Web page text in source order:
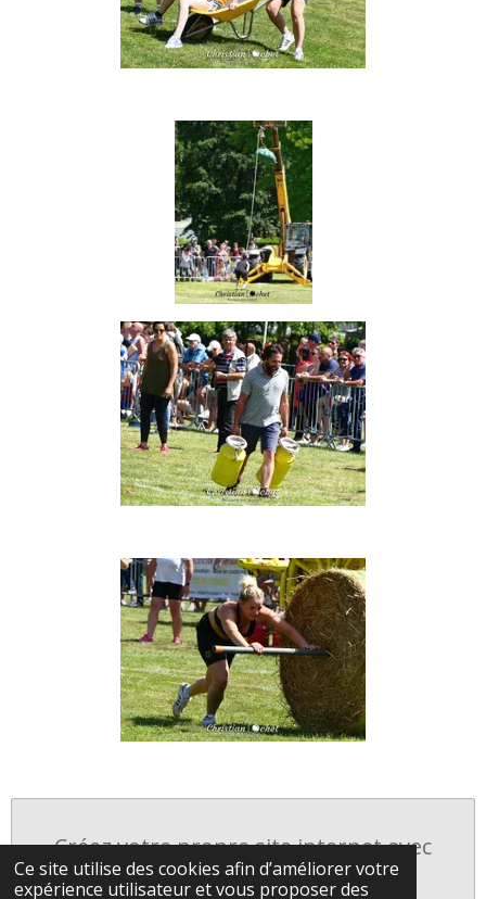
Ce site utilise des cookies afin d’améliorer votre
expérience utilisateur et vous proposer des
Créez votre propre site internet avec
Webador